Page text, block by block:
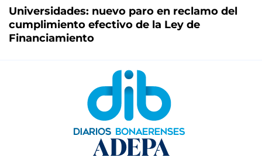
Universidades: nuevo paro en reclamo del
cumplimiento efectivo de la Ley de
Financiamiento